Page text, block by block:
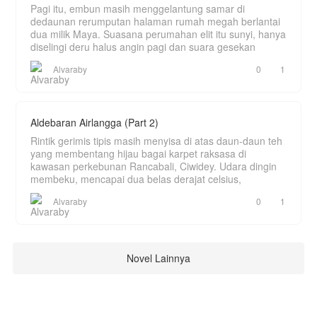
Pagi itu, embun masih menggelantung samar di
dedaunan rerumputan halaman rumah megah berlantai
dua milik Maya. Suasana perumahan elit itu sunyi, hanya
diselingi deru halus angin pagi dan suara gesekan
Alvaraby 0 1
Aldebaran Airlangga (Part 2)
Rintik gerimis tipis masih menyisa di atas daun-daun teh
yang membentang hijau bagai karpet raksasa di
kawasan perkebunan Rancabali, Ciwidey. Udara dingin
membeku, mencapai dua belas derajat celsius,
Alvaraby 0 1
Novel Lainnya